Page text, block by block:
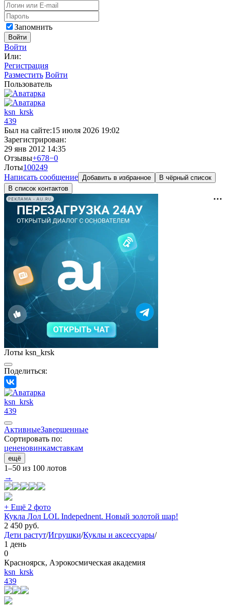
Запомнить
Войти
Войти
Или:
Регистрация
Разместить Войти
Пользователь
ksn_krsk
439
Был на сайте:15 июля 2026 19:02
Зарегистрирован:
29 янв 2012 14:35
Отзывы+678−0
Лоты100249
Написать сообщение Добавить в избранное
В чёрный список
В список контактов
РЕКЛАМА • AU.RU
Лоты ksn_krsk
Поделиться:
ksn_krsk
439
АктивныеЗавершенные
Сортировать по:
цененовинкамставкам
ещё
1–50 из 100 лотов
→
+ Ещё 2 фото
Кукла Лол LOL Indepednent. Новый золотой шар!
2 450 руб.
Дети растут/Игрушки/Куклы и аксессуары/
1 день
0
Красноярск, Аэрокосмическая академия
ksn_krsk
439